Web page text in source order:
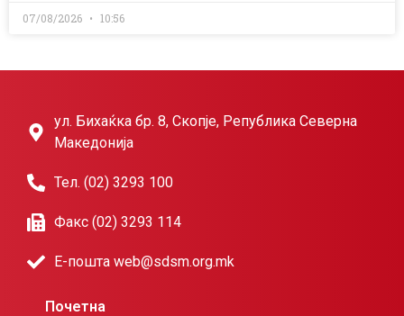
07/08/2026 10:56
ул. Бихаќка бр. 8, Скопје, Република Северна
Македонија
Тел. (02) 3293 100
Факс (02) 3293 114
Е-пошта web@sdsm.org.mk
Почетна